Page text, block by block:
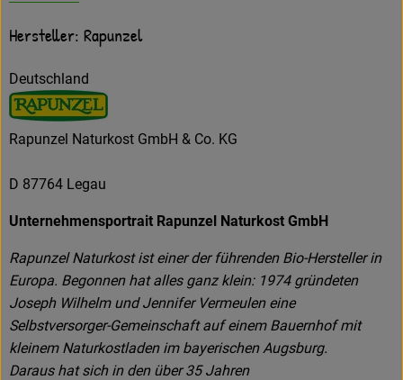
Hersteller: Rapunzel
Deutschland
Rapunzel Naturkost GmbH & Co. KG
D 87764 Legau
Unternehmensportrait Rapunzel Naturkost GmbH
Rapunzel Naturkost ist einer der führenden Bio-Hersteller in
Europa. Begonnen hat alles ganz klein: 1974 gründeten
Joseph Wilhelm und Jennifer Vermeulen eine
Selbstversorger-Gemeinschaft auf einem Bauernhof mit
kleinem Naturkostladen im bayerischen Augsburg.
Daraus hat sich in den über 35 Jahren